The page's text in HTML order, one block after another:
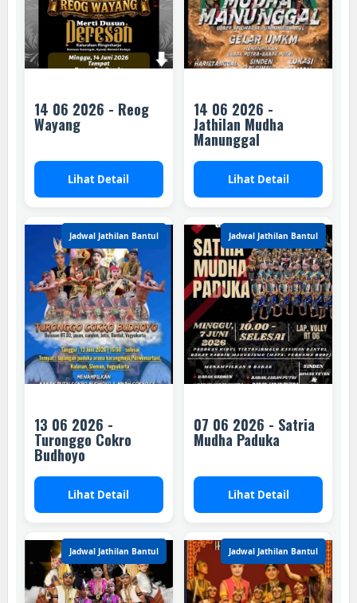
14 06 2026 - Reog
Wayang
Lihat Detail
14 06 2026 -
Jathilan Mudha
Manunggal
Lihat Detail
Jadwal Jathilan Bantul
13 06 2026 -
Turonggo Cokro
Budhoyo
Lihat Detail
Jadwal Jathilan Bantul
07 06 2026 - Satria
Mudha Paduka
Lihat Detail
Jadwal Jathilan Bantul Jadwal Jathilan Bantul